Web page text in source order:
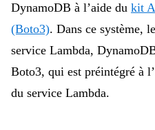
DynamoDB à l’aide du kit
(Boto3). Dans ce système,
service Lambda,
Boto3, qui est préintégré à
du service Lambda.